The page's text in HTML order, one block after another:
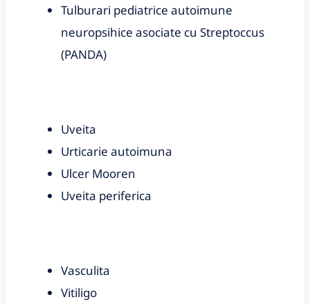
Tulburari pediatrice autoimune
neuropsihice asociate cu Streptoccus
(PANDA)
Uveita
Urticarie autoimuna
Ulcer Mooren
Uveita periferica
Vasculita
Vitiligo